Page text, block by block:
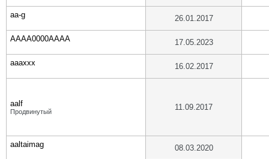
aa-g 26.01.2017
AAAA0000AAAA 17.05.2023
aaaxxx 16.02.2017
aalf
Продвинутый 11.09.2017
aaltaimag 08.03.2020